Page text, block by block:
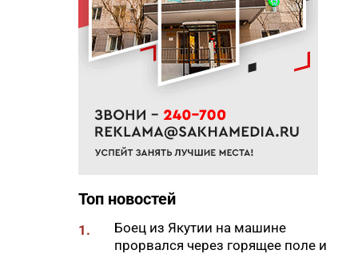
лесоклиматический проект
10:08
В Якутии за сутки потушили
семь лесных пожаров
машиниста крана Владимира
Замы
09:56
Отключения света, воды и газа
09:27
Штукатур-маляр Галина
Соловьева: когда отделка
становится искусством
Топ новостей
1.
Боец из Якутии на машине
прорвался через горящее поле и